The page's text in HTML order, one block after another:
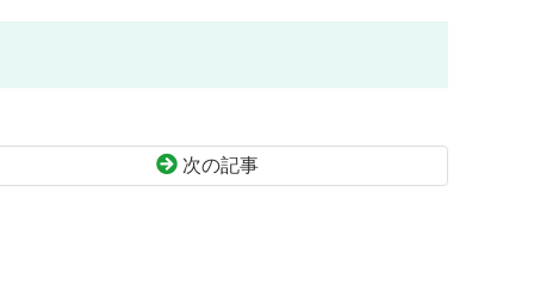
次の記事